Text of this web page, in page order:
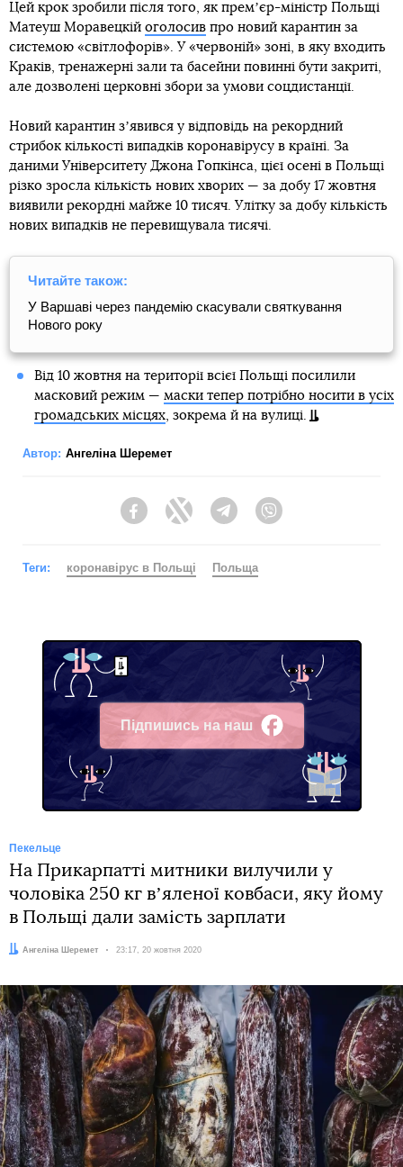
Цей крок зробили після того, як премʼєр-міністр Польщі
Матеуш Моравецкій оголосив про новий карантин за
системою «світлофорів». У «червоній» зоні, в яку входить
Краків, тренажерні зали та басейни повинні бути закриті,
але дозволені церковні збори за умови соцдистанції.
Новий карантин зʼявився у відповідь на рекордний
стрибок кількості випадків коронавірусу в країні. За
даними Університету Джона Гопкінса, цієї осені в Польщі
різко зросла кількість нових хворих — за добу 17 жовтня
виявили рекордні майже 10 тисяч. Улітку за добу кількість
нових випадків не перевищувала тисячі.
Читайте також:
У Варшаві через пандемію скасували святкування
Нового року
Від 10 жовтня на території всієї Польщі посилили
масковий режим — маски тепер потрібно носити в усіх
громадських місцях, зокрема й на вулиці.
Автор: Ангеліна Шеремет
FacebookTwitter Telegram
Теги: коронавірус в Польщі Польща
Підпишись на наш
Facebook
Пекельце
На Прикарпатті митники вилучили у
чоловіка 250 кг вʼяленої ковбаси, яку йому
в Польщі дали замість зарплати
Автор:
Ангеліна Шеремет Дата:
23:17, 20 жовтня 2020